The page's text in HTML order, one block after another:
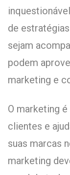
de
sejam
podem
marketing e
O marketing
clientes e
suas marcas
marketing